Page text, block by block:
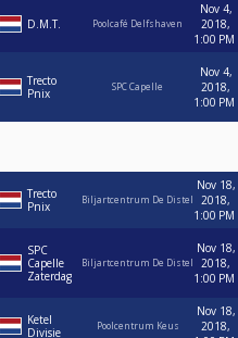
D.M.T. Poolcafé Delfshaven
Nov 4,
2018,
1:00 PM
Trecto
Pnix
SPC Capelle
Nov 4,
2018,
1:00 PM
Trecto
Pnix
Biljartcentrum De Distel
Nov 18,
2018,
1:00 PM
SPC
Capelle
Zaterdag
Biljartcentrum De Distel
Nov 18,
2018,
1:00 PM
Ketel
Divisie
Poolcentrum Keus
Nov 18,
2018,